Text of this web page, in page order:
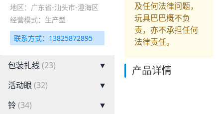
地区：广东省-汕头市-澄海区
经营模式：生产型
联系方式：13825872895
包装扎线(23)
▼
活动眼 (32)
▼
铃(34)
▼
及任何法律问题，
玩具巴巴概不负
责，亦不承担任何
法律责任。
产品详情